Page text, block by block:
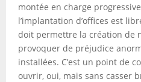
montée en charge
l’implantation d’offices est
doit permettre la création de
provoquer de préjudice
installées. C’est un point de
ouvrir, oui, mais sans casser